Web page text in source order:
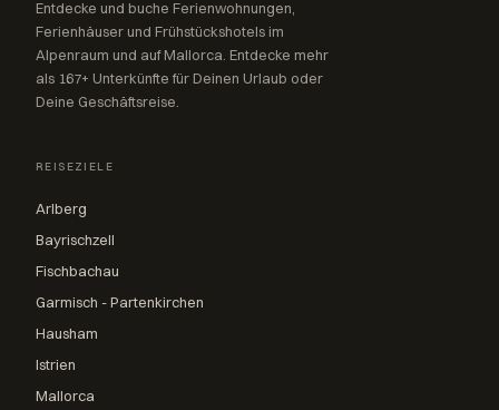
Entdecke und buche Ferienwohnungen,
Ferienhäuser und Frühstückshotels im
Alpenraum und auf Mallorca. Entdecke mehr
als 167+ Unterkünfte für Deinen Urlaub oder
Deine Geschäftsreise.
REISEZIELE
Arlberg
Bayrischzell
Fischbachau
Garmisch - Partenkirchen
Hausham
Istrien
Mallorca